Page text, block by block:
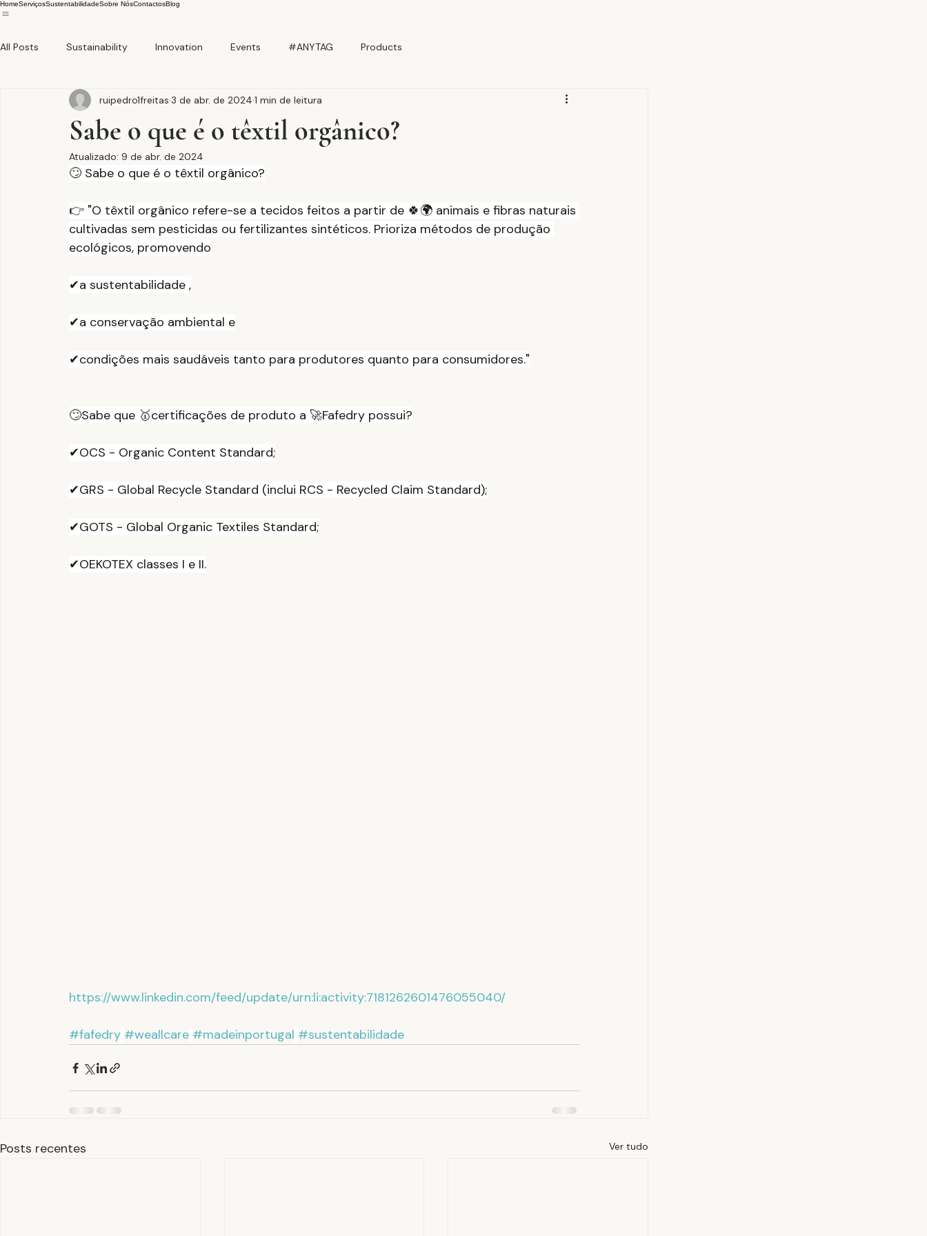
HomeServiçosSustentabilidadeSobre NósContactosBlog
All Posts Sustainability Innovation Events #ANYTAG Products
Sabe o que é o têxtil orgânico?
ruipedro1freitas 3 de abr. de 2024 1 min de leitura
Atualizado: 9 de abr. de 2024
🙄 Sabe o que é o têxtil orgânico?
👉 "O têxtil orgânico refere-se a tecidos feitos a partir de 🍀🌍 animais e fibras naturais
cultivadas sem pesticidas ou fertilizantes sintéticos. Prioriza métodos de produção
ecológicos, promovendo
✔a sustentabilidade ,
✔a conservação ambiental e
✔condições mais saudáveis tanto para produtores quanto para consumidores."
🙄Sabe que 🥇certificações de produto a 🚀Fafedry possui?
✔OCS - Organic Content Standard;
✔GRS - Global Recycle Standard (inclui RCS - Recycled Claim Standard);
✔GOTS - Global Organic Textiles Standard;
✔OEKOTEX classes I e II.
https://www.linkedin.com/feed/update/urn:li:activity:7181262601476055040/
#fafedry #weallcare #madeinportugal #sustentabilidade
Posts recentes Ver tudo